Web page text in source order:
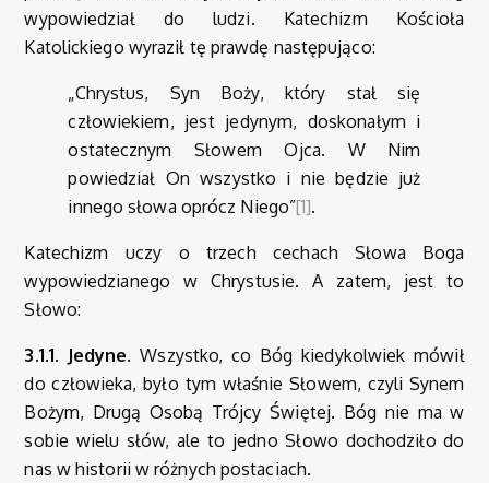
wypowiedział do ludzi. Katechizm Kościoła
Katolickiego wyraził tę prawdę następująco:
„Chrystus, Syn Boży, który stał się
człowiekiem, jest jedynym, doskonałym i
ostatecznym Słowem Ojca. W Nim
powiedział On wszystko i nie będzie już
innego słowa oprócz Niego”[1].
Katechizm uczy o trzech cechach Słowa Boga
wypowiedzianego w Chrystusie. A zatem, jest to
Słowo:
3.1.1. Jedyne.Wszystko, co Bóg kiedykolwiek mówił
do człowieka, było tym właśnie Słowem, czyli Synem
Bożym, Drugą Osobą Trójcy Świętej. Bóg nie ma w
sobie wielu słów, ale to jedno Słowo dochodziło do
nas w historii w różnych postaciach.